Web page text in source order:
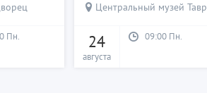
Пн.
Центральный музей Тавриды
24
августа
09:00 Пн.